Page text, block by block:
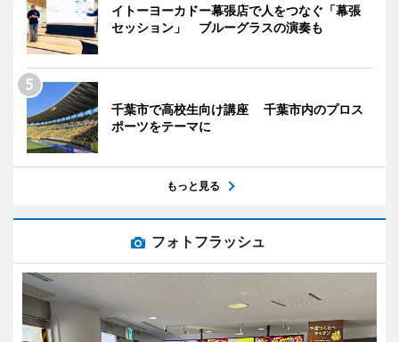
イトーヨーカドー幕張店で人をつなぐ「幕張
セッション」 ブルーグラスの演奏も
千葉市で高校生向け講座 千葉市内のプロス
ポーツをテーマに
もっと見る
フォトフラッシュ